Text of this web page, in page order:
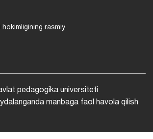
rasmiy
pedagogika universiteti
manbaga faol havola qilish